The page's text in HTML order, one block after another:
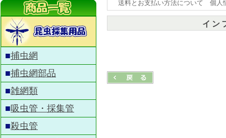
■捕虫網
■捕虫網部品
■雑網類
■吸虫管・採集管
■殺虫管
送料とお支払い方法について 個人
イン